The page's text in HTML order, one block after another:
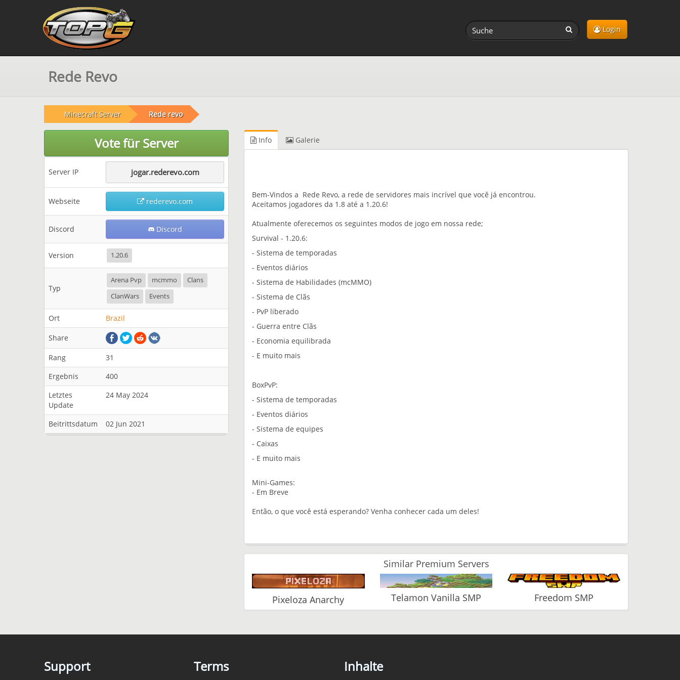
Login
Rede Revo
Minecraft Server Rede revo
Vote für Server
Server IP jogar.rederevo.com
Webseite rederevo.com
Discord Discord
Version 1.20.6
Typ
Arena Pvp mcmmo
Clans
ClanWars
Events
Ort Brazil
Share
Rang
31
Ergebnis
400
Letztes
Update
24 May 2024
Beitrittsdatum 02 Jun 2021
Info Galerie
Bem-Vindos a Rede Revo, a rede de servidores mais incrível que você já encontrou.
Aceitamos jogadores da 1.8 até a 1.20.6!
Atualmente oferecemos os seguintes modos de jogo em nossa rede;
Survival - 1.20.6:
- Sistema de temporadas
- Eventos diários
- Sistema de Habilidades (mcMMO)
- Sistema de Clãs
- PvP liberado
- Guerra entre Clãs
- Economia equilibrada
- E muito mais
BoxPvP:
- Sistema de temporadas
- Eventos diários
- Sistema de equipes
- Caixas
- E muito mais
Mini-Games:
- Em Breve
Então, o que você está esperando? Venha conhecer cada um deles!
Similar Premium Servers
Pixeloza Anarchy Telamon Vanilla SMP Freedom SMP
Support Terms Inhalte